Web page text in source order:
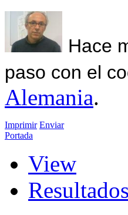
Hace
paso con el
Alemania.
Imprimir Enviar
Portada
View
Resultados